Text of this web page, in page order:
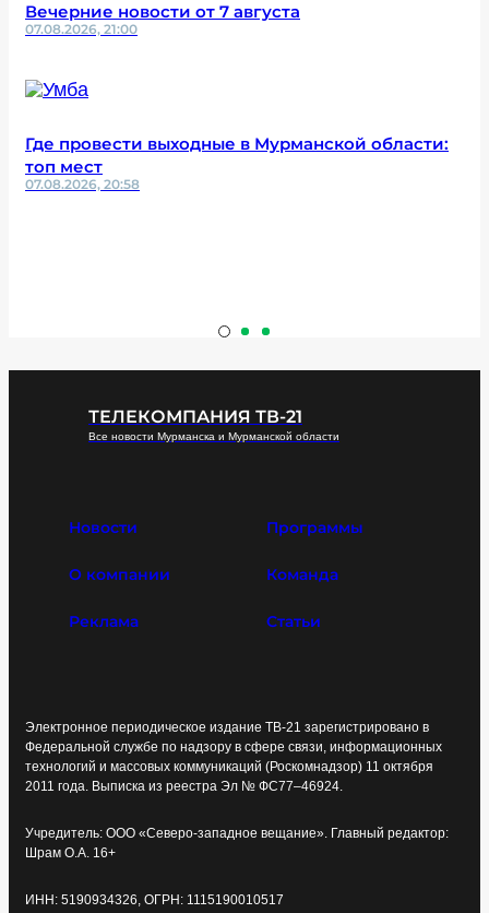
Вечерние новости от 7 августа
07.08.2026, 21:00
Где провести выходные в Мурманской области:
топ мест
07.08.2026, 20:58
ТЕЛЕКОМПАНИЯ ТВ-21
Все новости Мурманска и Мурманской области
Новости Программы
О компании Команда
Реклама Статьи
Электронное периодическое издание ТВ-21 зарегистрировано в
Федеральной службе по надзору в сфере связи, информационных
технологий и массовых коммуникаций (Роскомнадзор) 11 октября
2011 года. Выписка из реестра Эл № ФС77–46924.
Учредитель: ООО «Северо-западное вещание». Главный редактор:
Шрам О.А. 16+
ИНН: 5190934326, ОГРН: 1115190010517